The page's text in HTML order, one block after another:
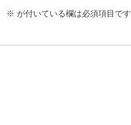
※ が付いている欄は必須項目です